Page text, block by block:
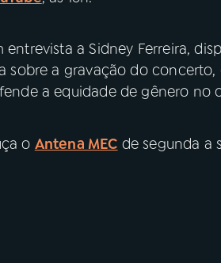
entrevista a Sidney Ferreira,
sobre a gravação do
a equidade de gênero no
o Antena MEC de segunda a